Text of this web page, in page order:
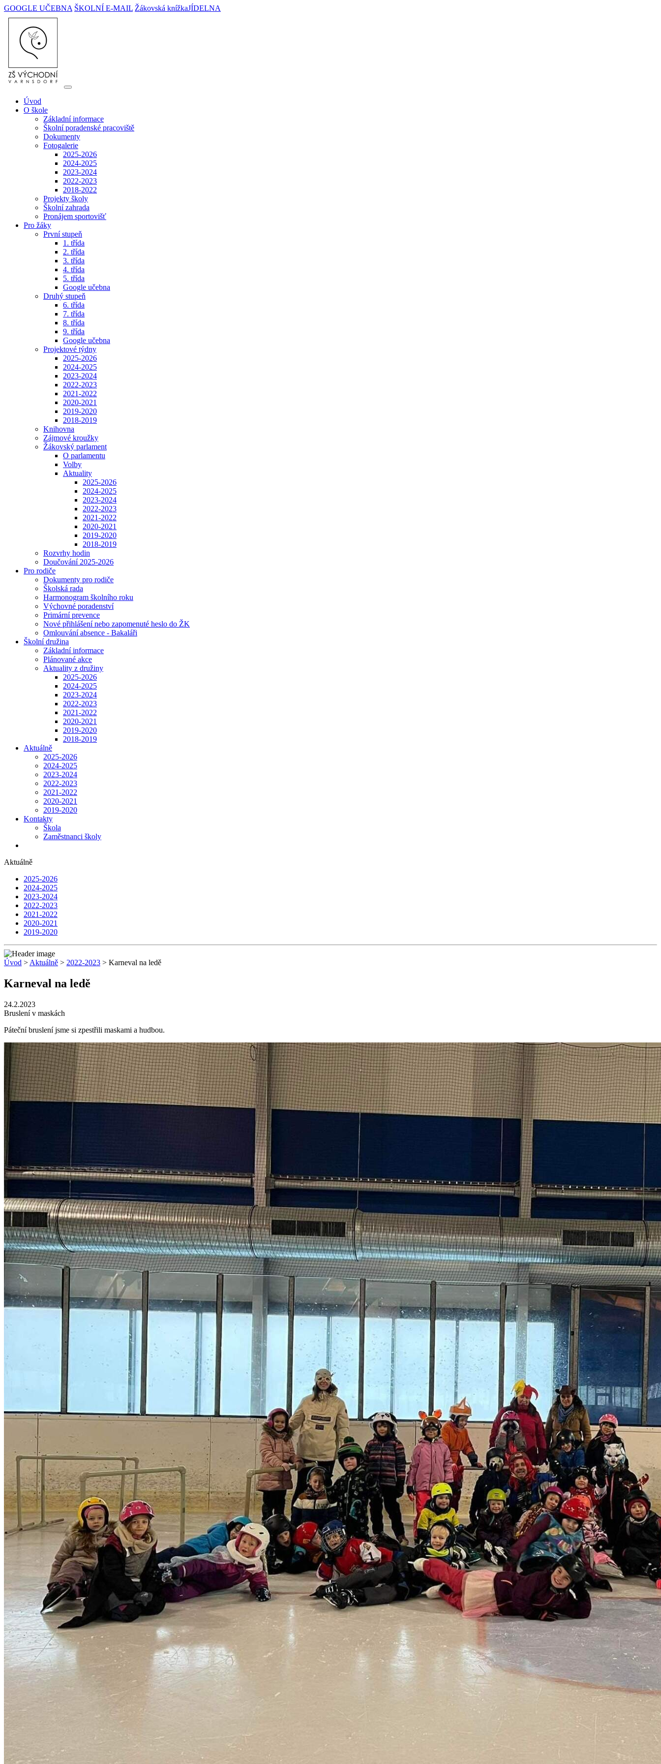
GOOGLE UČEBNA ŠKOLNÍ E-MAIL Žákovská knížkaJÍDELNA
Úvod
O škole
Základní informace
Školní poradenské pracoviště
Dokumenty
Fotogalerie
2025-2026
2024-2025
2023-2024
2022-2023
2018-2022
Projekty školy
Školní zahrada
Pronájem sportovišť
Pro žáky
První stupeň
1. třída
2. třída
3. třída
4. třída
5. třída
Google učebna
Druhý stupeň
6. třída
7. třída
8. třída
9. třída
Google učebna
Projektové týdny
2025-2026
2024-2025
2023-2024
2022-2023
2021-2022
2020-2021
2019-2020
2018-2019
Knihovna
Zájmové kroužky
Žákovský parlament
O parlamentu
Volby
Aktuality
2025-2026
2024-2025
2023-2024
2022-2023
2021-2022
2020-2021
2019-2020
2018-2019
Rozvrhy hodin
Doučování 2025-2026
Pro rodiče
Dokumenty pro rodiče
Školská rada
Harmonogram školního roku
Výchovné poradenství
Primární prevence
Nové přihlášení nebo zapomenuté heslo do ŽK
Omlouvání absence - Bakaláři
Školní družina
Základní informace
Plánované akce
Aktuality z družiny
2025-2026
2024-2025
2023-2024
2022-2023
2021-2022
2020-2021
2019-2020
2018-2019
Aktuálně
2025-2026
2024-2025
2023-2024
2022-2023
2021-2022
2020-2021
2019-2020
Kontakty
Škola
Zaměstnanci školy
Aktuálně
2025-2026
2024-2025
2023-2024
2022-2023
2021-2022
2020-2021
2019-2020
Úvod > Aktuálně > 2022-2023 > Karneval na ledě
Karneval na ledě
24.2.2023
Bruslení v maskách
Páteční bruslení jsme si zpestřili maskami a hudbou.